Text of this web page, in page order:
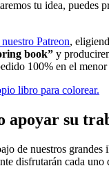
tu idea, puedes
Patreon,
book” y
100% en el
libro para colorear.
apoyar su
de nuestros grandes
disfrutarán cada uno